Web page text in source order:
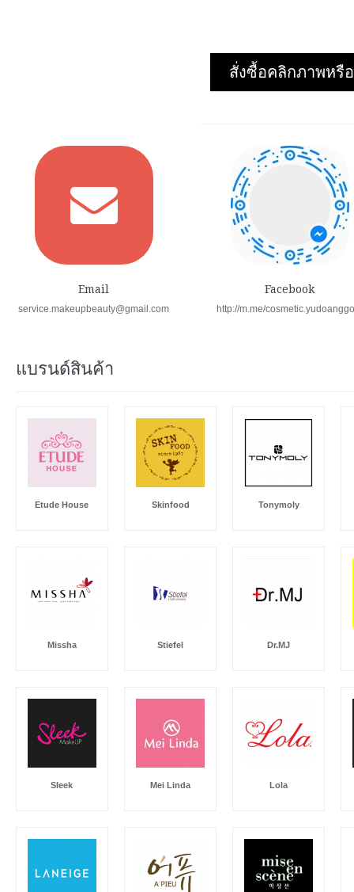
สั่งซื้อคลิกภาพหรื
Email
service.makeupbeauty@gmail.com
Facebook
http://m.me/
แบรนด์สินค้า
Etude House Skinfood Tonymoly
Missha Stiefel Dr.MJ
Sleek Mei Linda Lola